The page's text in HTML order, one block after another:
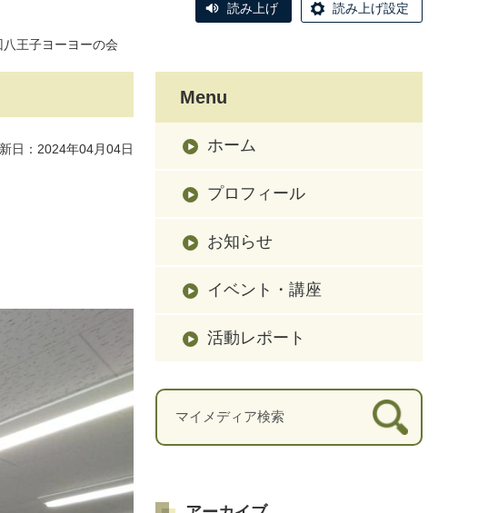
読み上げ 読み上げ設定
八王子ヨーヨーの会
日：2024年04月04日
Menu
ホーム
プロフィール
お知らせ
イベント・講座
活動レポート